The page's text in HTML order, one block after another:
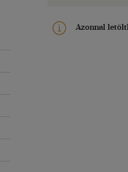
Azonnal